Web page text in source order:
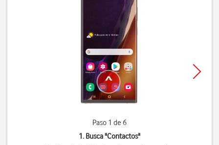
Paso 1 de 6
1. Busca "Contactos"